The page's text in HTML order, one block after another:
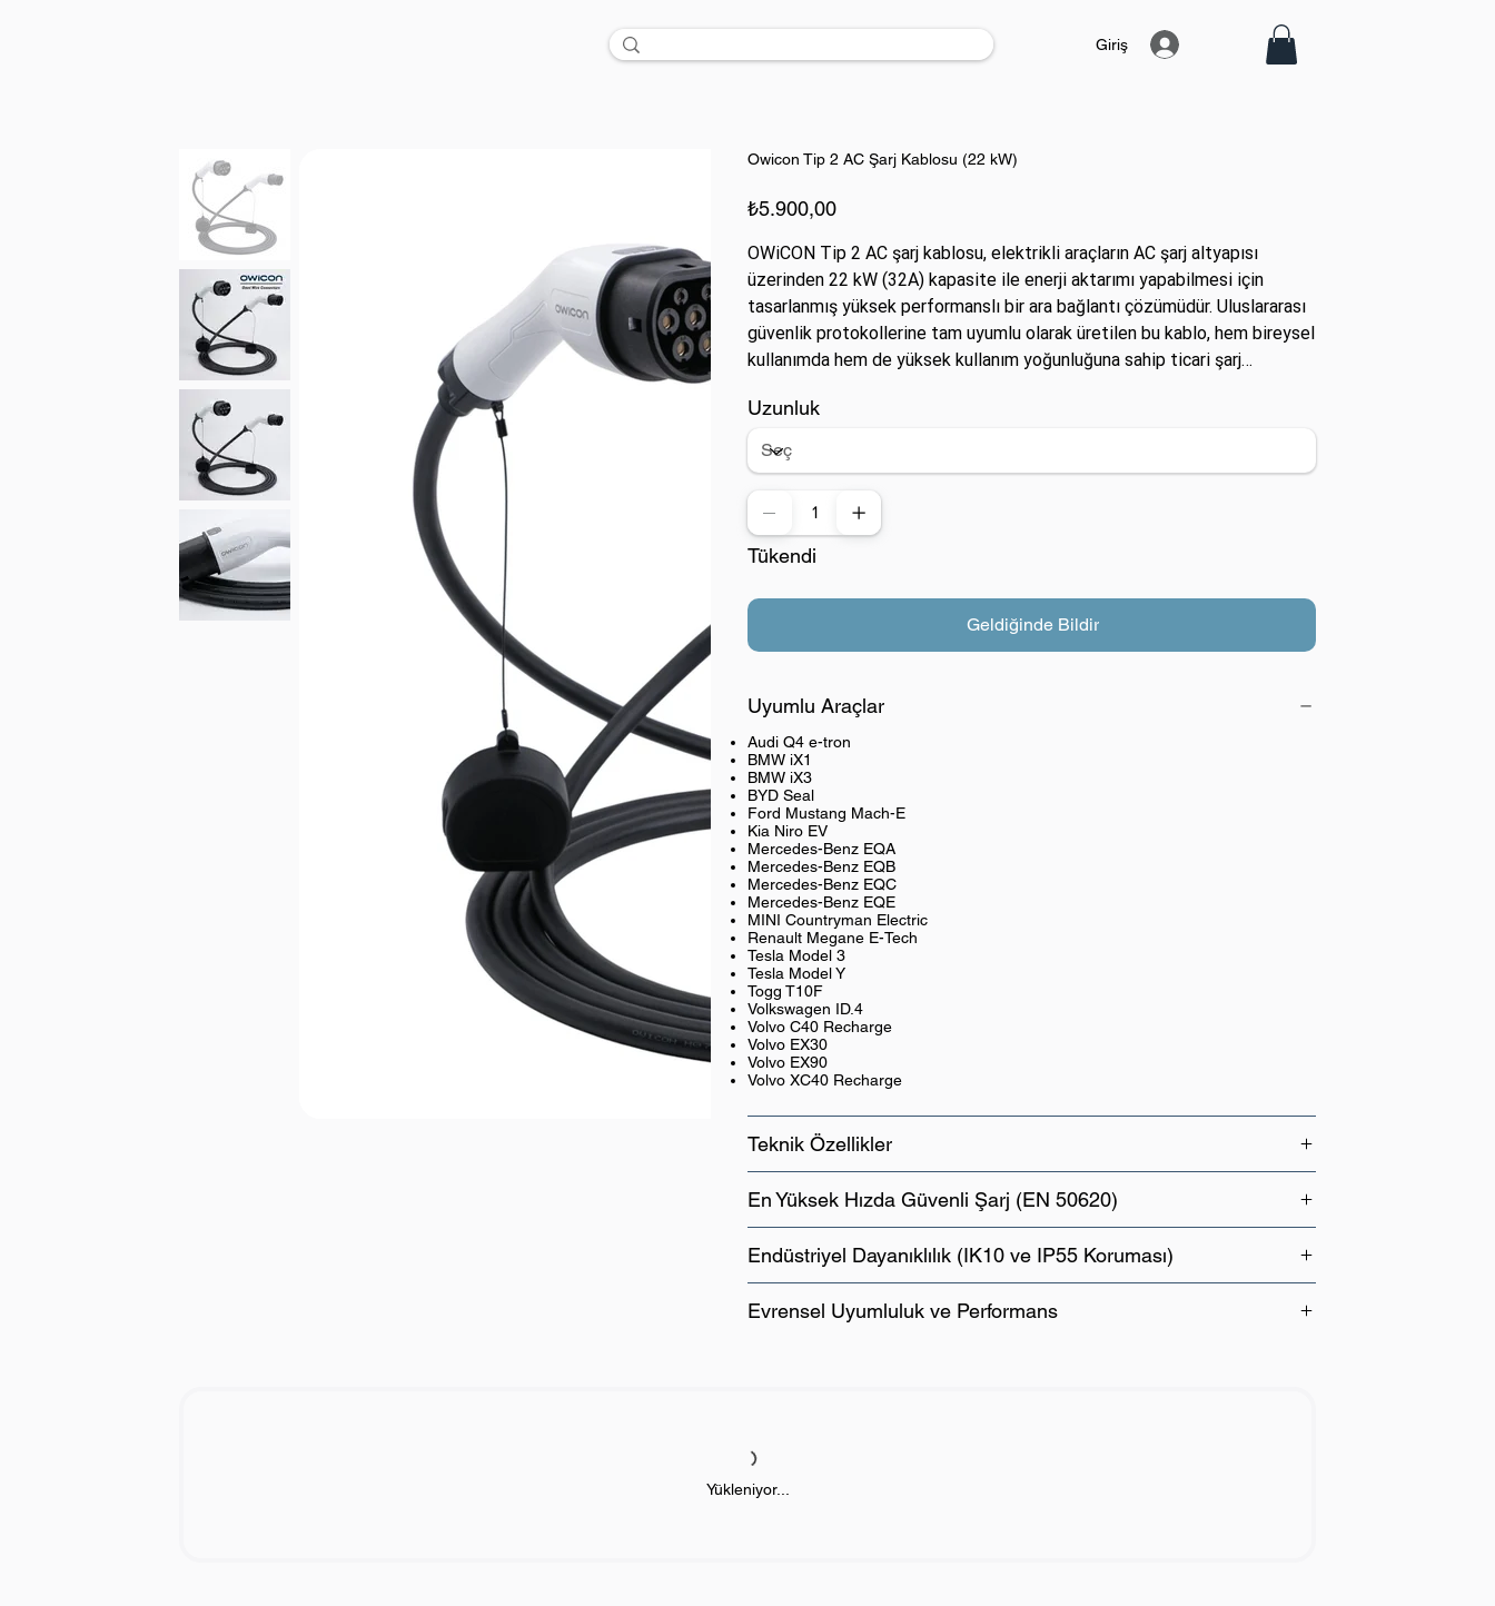
Giriş
Owicon Tip 2 AC Şarj Kablosu (22 kW)
Fiyat
₺5.900,00
OWiCON Tip 2 AC şarj kablosu, elektrikli araçların AC şarj altyapısı
üzerinden 22 kW (32A) kapasite ile enerji aktarımı yapabilmesi için
tasarlanmış yüksek performanslı bir ara bağlantı çözümüdür. Uluslararası
güvenlik protokollerine tam uyumlu olarak üretilen bu kablo, hem bireysel
kullanımda hem de yüksek kullanım yoğunluğuna sahip ticari şarj
ve elektriksel iletkenlik açısından en üst standartları karşılayan yapısal
bileşenleri, endüstriyel tesislerden ev tipi kurulumlara kadar tüm
senaryolarda teknik gereksinimleri eksiksiz karşılamaktadır.
Uzunluk
Tükendi
Geldiğinde Bildir
Uyumlu Araçlar
Audi Q4 e-tron
BMW iX1
BMW iX3
BYD Seal
Ford Mustang Mach-E
Kia Niro EV
Mercedes-Benz EQA
Mercedes-Benz EQB
Mercedes-Benz EQC
Mercedes-Benz EQE
MINI Countryman Electric
Renault Megane E-Tech
Tesla Model 3
Tesla Model Y
Togg T10F
Volkswagen ID.4
Volvo C40 Recharge
Volvo EX30
Volvo EX90
Volvo XC40 Recharge
Teknik Özellikler
En Yüksek Hızda Güvenli Şarj (EN 50620)
Endüstriyel Dayanıklılık (IK10 ve IP55 Koruması)
Evrensel Uyumluluk ve Performans
Yükleniyor...